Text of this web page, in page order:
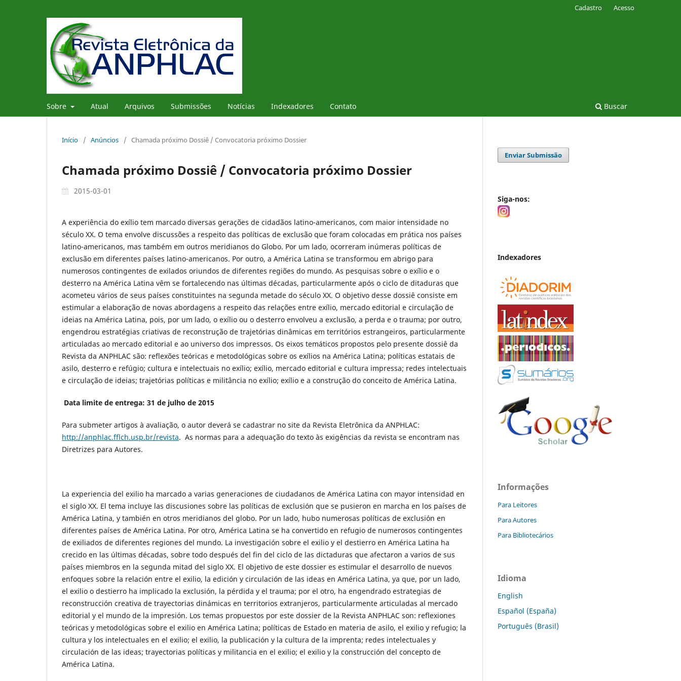
Sobre Atual Arquivos Submissões Notícias Indexadores Contato Buscar
Cadastro Acesso
Início / Anúncios / Chamada próximo Dossiê / Convocatoria próximo Dossier
Chamada próximo Dossiê / Convocatoria próximo Dossier
2015-03-01
A experiência do exílio tem marcado diversas gerações de cidadãos latino-americanos, com maior intensidade no
século XX. O tema envolve discussões a respeito das políticas de exclusão que foram colocadas em prática nos países
latino-americanos, mas também em outros meridianos do Globo. Por um lado, ocorreram inúmeras políticas de
exclusão em diferentes países latino-americanos. Por outro, a América Latina se transformou em abrigo para
numerosos contingentes de exilados oriundos de diferentes regiões do mundo. As pesquisas sobre o exílio e o
desterro na América Latina vêm se fortalecendo nas últimas décadas, particularmente após o ciclo de ditaduras que
acometeu vários de seus países constituintes na segunda metade do século XX. O objetivo desse dossiê consiste em
estimular a elaboração de novas abordagens a respeito das relações entre exílio, mercado editorial e circulação de
ideias na América Latina, pois, por um lado, o exílio ou o desterro envolveu a exclusão, a perda e o trauma; por outro,
engendrou estratégias criativas de reconstrução de trajetórias dinâmicas em territórios estrangeiros, particularmente
articuladas ao mercado editorial e ao universo dos impressos. Os eixos temáticos propostos pelo presente dossiê da
Revista da ANPHLAC são: reflexões teóricas e metodológicas sobre os exílios na América Latina; políticas estatais de
asilo, desterro e refúgio; cultura e intelectuais no exílio; exílio, mercado editorial e cultura impressa; redes intelectuais
e circulação de ideias; trajetórias políticas e militância no exílio; exílio e a construção do conceito de América Latina.
Data limite de entrega: 31 de julho de 2015
Para submeter artigos à avaliação, o autor deverá se cadastrar no site da Revista Eletrônica da ANPHLAC:
http://anphlac.fflch.usp.br/revista. As normas para a adequação do texto às exigências da revista se encontram nas
Diretrizes para Autores.
La experiencia del exilio ha marcado a varias generaciones de ciudadanos de América Latina con mayor intensidad en
el siglo XX. El tema incluye las discusiones sobre las políticas de exclusión que se pusieron en marcha en los países de
América Latina, y también en otros meridianos del globo. Por un lado, hubo numerosas políticas de exclusión en
diferentes países de América Latina. Por otro, América Latina se ha convertido en refugio de numerosos contingentes
de exiliados de diferentes regiones del mundo. La investigación sobre el exilio y el destierro en América Latina ha
crecido en las últimas décadas, sobre todo después del fin del ciclo de las dictaduras que afectaron a varios de sus
países miembros en la segunda mitad del siglo XX. El objetivo de este dossier es estimular el desarrollo de nuevos
enfoques sobre la relación entre el exilio, la edición y circulación de las ideas en América Latina, ya que, por un lado,
el exilio o destierro ha implicado la exclusión, la pérdida y el trauma; por el otro, ha engendrado estrategias de
reconstrucción creativa de trayectorias dinámicas en territorios extranjeros, particularmente articuladas al mercado
editorial y el mundo de la impresión. Los temas propuestos por este dossier de la Revista ANPHLAC son: reflexiones
teóricas y metodológicas sobre el exilio en América Latina; políticas de Estado en materia de asilo, el exilio y refugio; la
cultura y los intelectuales en el exilio; el exilio, la publicación y la cultura de la imprenta; redes intelectuales y
circulación de las ideas; trayectorias políticas y militancia en el exilio; el exilio y la construcción del concepto de
América Latina.
Enviar Submissão
Siga-nos:
Indexadores
Informações
Para Leitores
Para Autores
Para Bibliotecários
Idioma
English
Español (España)
Português (Brasil)